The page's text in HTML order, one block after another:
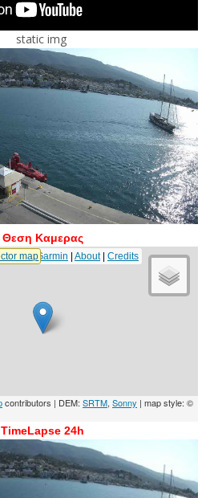
static img
Θεση Καμερας
TimeLapse 24h